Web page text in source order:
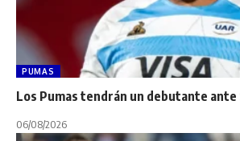
PUMAS
Los Pumas tendrán un debutante ante
06/08/2026